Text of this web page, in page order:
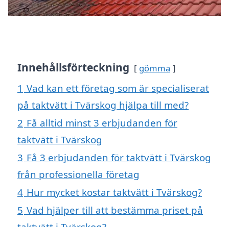
Innehållsförteckning gömma
1 Vad kan ett företag som är specialiserat
på taktvätt i Tvärskog hjälpa till med?
2 Få alltid minst 3 erbjudanden för
taktvätt i Tvärskog
3 Få 3 erbjudanden för taktvätt i Tvärskog
från professionella företag
4 Hur mycket kostar taktvätt i Tvärskog?
5 Vad hjälper till att bestämma priset på